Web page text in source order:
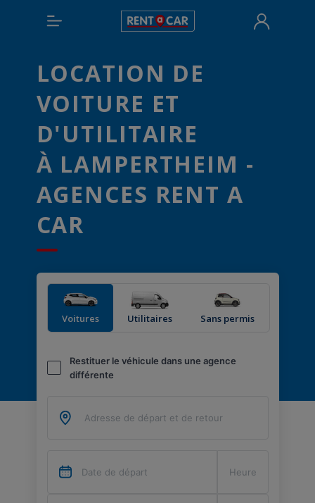
LOCATION DE
VOITURE ET
D'UTILITAIRE
À LAMPERTHEIM -
AGENCES RENT A
CAR
Voitures Utilitaires Sans permis
Restituer le véhicule dans une agence
différente